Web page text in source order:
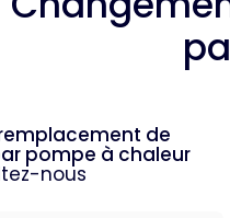
de
pompe à chaleur
nous